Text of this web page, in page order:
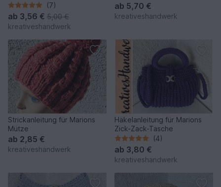
(7)
ab 3,56 € 5,00 €
kreativeshandwerk
ab 5,70 €
kreativeshandwerk
Strickanleitung für Marions
Mütze
ab 2,85 €
kreativeshandwerk
Häkelanleitung für Marions
Zick-Zack-Tasche
(4)
ab 3,80 €
kreativeshandwerk